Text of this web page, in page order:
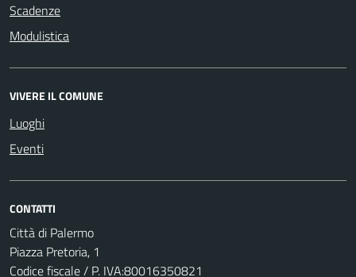
Scadenze
Modulistica
VIVERE IL COMUNE
Luoghi
Eventi
CONTATTI
Città di Palermo
Piazza Pretoria, 1
Codice fiscale / P. IVA:80016350821